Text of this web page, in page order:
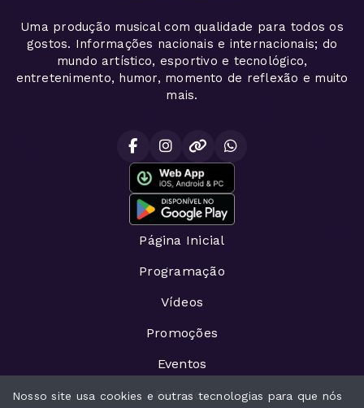
Uma produção musical com qualidade para todos os
gostos. Informações nacionais e internacionais; do
mundo artístico, esportivo e tecnológico,
entretenimento, humor, momento de reflexão e muito
mais.
Página Inicial
Programação
Vídeos
Promoções
Eventos
Recados
Nosso site usa cookies e outras tecnologias para que nós